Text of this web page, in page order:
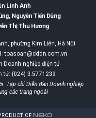
Linh Anh
Nguyễn Tiến Dũng
Thị Thu Hương
phường Kim Liên, Hà Nội
toasoan@dddn.com.vn
Doanh nghiệp điện tử
tử: (024) 3.5771239
Tạp chí Diễn đàn Doanh nghiệp
các trang ngoài
OF NEKO